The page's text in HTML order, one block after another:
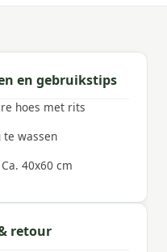
en gebruikstips
hoes met rits
te wassen
40x60 cm
retour